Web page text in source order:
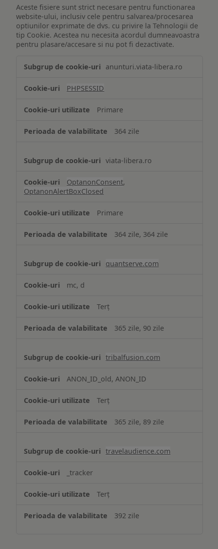
Aceste fisiere sunt strict necesare pentru functionarea
website-ului, inclusiv cele pentru salvarea/procesarea
optiunilor exprimate de dvs. cu privire la Tehnologii de
tip Cookie. Acestea nu necesita acordul dumneavoastra
pentru plasare/accesare si nu pot fi dezactivate.
de
Cookie
necesare
anunturi.viata-libera.ro
PHPSESSID
Primare
364 zile
viata-libera.ro
OptanonConsent,
OptanonAlertBoxClosed
Primare
364 zile, 364 zile
quantserve.com
mc, d
Terț
365 zile, 90 zile
tribalfusion.com
ANON_ID_old, ANON_ID
Terț
365 zile, 89 zile
travelaudience.com
_tracker
Terț
392 zile